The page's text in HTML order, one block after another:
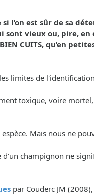
si l’on est sûr de sa
sont vieux ou, pire,
BIEN CUITS, qu’en
limites de
toxique, voire
Mais nous ne
champignon ne
par Couderc JM